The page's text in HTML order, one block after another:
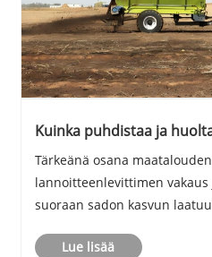
Kuinka puhdistaa ja
Tärkeänä osana
lannoitteenlevittimen
suoraan sadon kasvun
Lue lisää